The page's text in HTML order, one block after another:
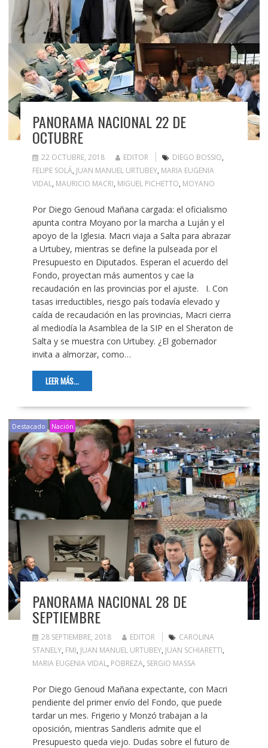
PANORAMA NACIONAL 22 DE
OCTUBRE
22 OCTUBRE, 2018 EDITOR DIEGO BOSSIO,
FELIPE SOLÁ, JUAN MANUEL URTUBEY, MARIA EUGENIA
VIDAL, MAURICIO MACRI, MIGUEL PICHETTO, MOYANO
Por Diego Genoud Mañana cargada: el oficialismo
apunta contra Moyano por la marcha a Luján y el
apoyo de la Iglesia. Macri viaja a Salta para abrazar
a Urtubey, mientras se define la pulseada por el
Presupuesto en Diputados. Esperan el acuerdo del
Fondo, proyectan más aumentos y cae la
recaudación en las provincias por el ajuste. I. Con
tasas irreductibles, riesgo país todavía elevado y
caída de recaudación en las provincias, Macri cierra
al mediodía la Asamblea de la SIP en el Sheraton de
Salta y se muestra con Urtubey. ¿El gobernador
invita a almorzar, como…
LEER MÁS...
Destacado Nación
PANORAMA NACIONAL 28 DE
SEPTIEMBRE
28 SEPTIEMBRE, 2018 EDITOR
CAROLINA
STANELY, FMI, JUAN MANUEL URTUBEY, JUAN SCHIARETTI,
MARIA EUGENIA VIDAL, POBREZA, SERGIO MASSA
Por Diego Genoud Mañana expectante, con Macri
pendiente del primer envío del Fondo, que puede
tardar un mes. Frigerio y Monzó trabajan a la
oposición, mientras Sandleris admite que el
Presupuesto queda viejo. Dudas sobre el futuro de